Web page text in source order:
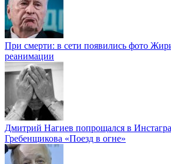
При смерти: в сети появились фото
реанимации
Дмитрий Нагиев попрощался в
Гребенщикова «Поезд в огне»